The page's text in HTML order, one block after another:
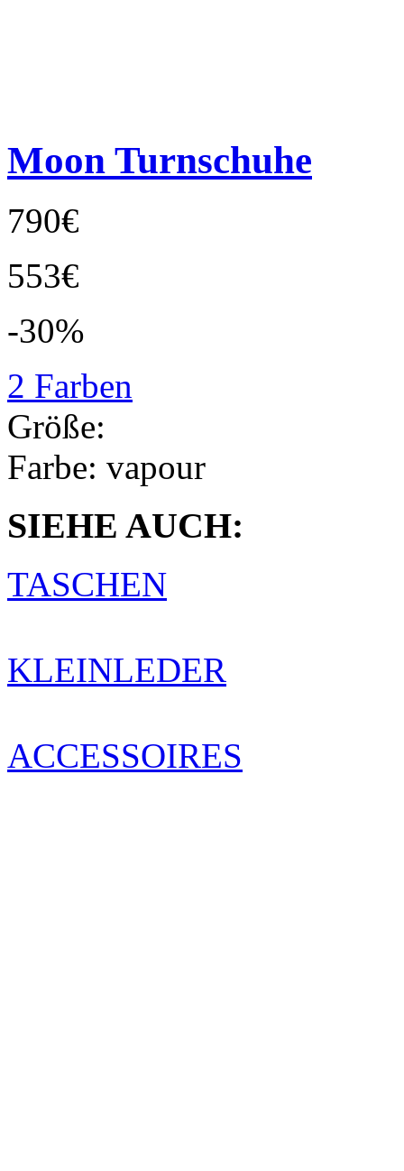
Moon Turnschuhe
790€
553€
-30%
2 Farben
Größe:
Farbe: vapour
SIEHE AUCH:
TASCHEN
KLEINLEDER
ACCESSOIRES